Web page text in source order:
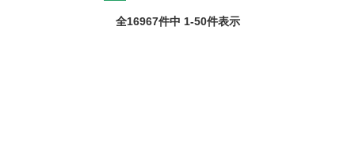
全16967件中 1-50件表示